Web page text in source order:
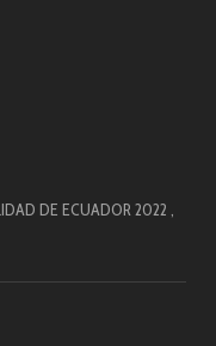
DE ECUADOR 2022 ,